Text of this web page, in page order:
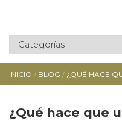
INICIO / BLOG / ¿QUÉ HACE
¿Qué hace que